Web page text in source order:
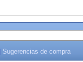
Sugerencias de compra